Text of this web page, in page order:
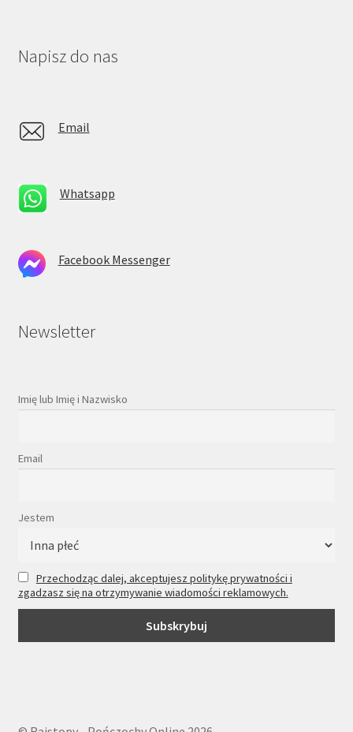
Napisz do nas
Email
Whatsapp
Facebook Messenger
Newsletter
Imię lub Imię i Nazwisko
Email
Jestem
Przechodząc dalej, akceptujesz politykę prywatności i
zgadzasz się na otrzymywanie wiadomości reklamowych.